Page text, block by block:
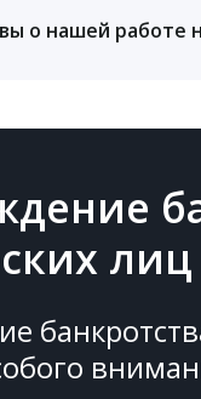
о нашей работе
лиц